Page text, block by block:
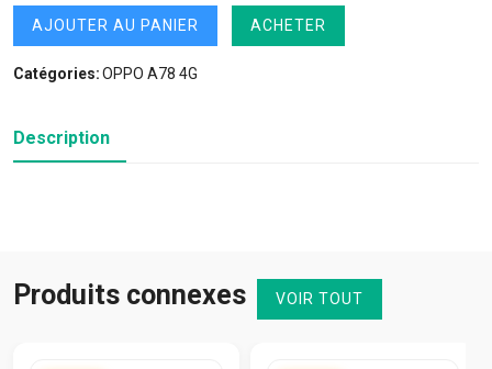
AJOUTER AU PANIER ACHETER
Catégories:OPPO A78 4G
Description
Produits connexes VOIR TOUT